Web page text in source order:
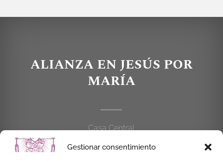
Gestionar consentimiento
ALIANZA EN JESÚS POR
MARÍA
Casa Central
C/Cardenal Cisneros, 55